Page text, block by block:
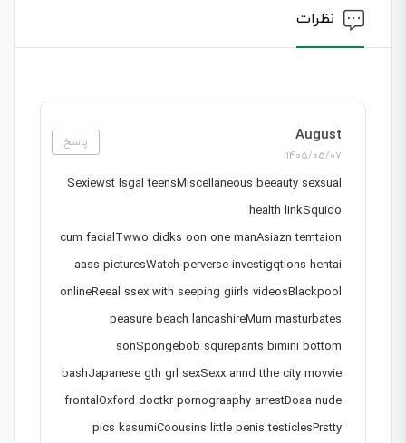
نظرات
August
1405/05/07
پاسخ
Sexiewst lsgal teensMiscellaneous beeauty sexsual
health linkSquido
cum facialTwwo didks oon one manAsiazn temtaion
aass picturesWatch perverse investigqtions hentai
onlineReeal ssex with seeping giirls videosBlackpool
peasure beach lancashireMum masturbates
sonSpongebob squrepants bimini bottom
bashJapanese gth grl sexSexx annd tthe city movvie
frontalOxford doctkr pornograaphy arrestDoaa nude
pics kasumiCoousins little penis testiclesPrstty